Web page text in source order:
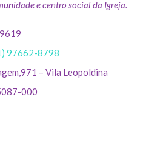
e centro social da Igreja.
97662-8798
– Vila Leopoldina
000